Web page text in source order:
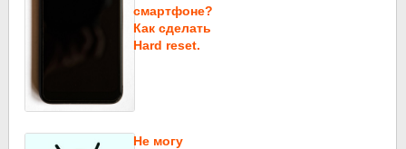
смартфоне?
Как сделать
Hard reset.
Не могу